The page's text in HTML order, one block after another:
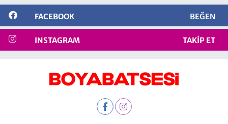
FACEBOOK BEĞEN
INSTAGRAM TAKIP ET